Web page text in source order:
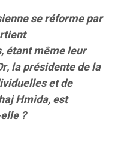
se réforme par
étant même leur
la présidente de la
et de
Hmida, est
?